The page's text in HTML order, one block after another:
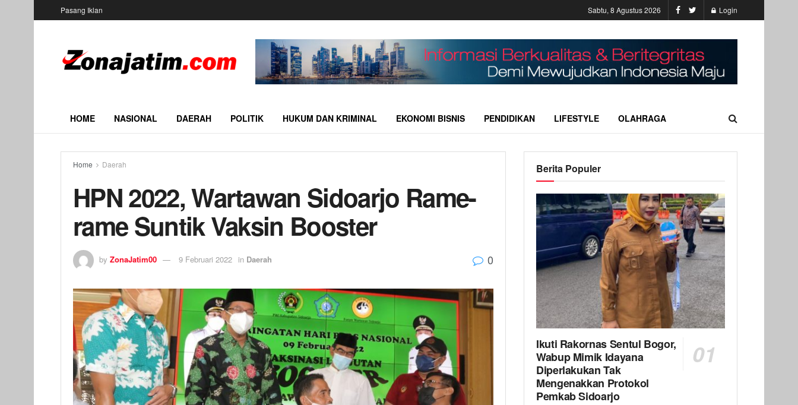
Pasang Iklan Sabtu, 8 Agustus 2026 Login
HOME NASIONAL DAERAH POLITIK HUKUM DAN KRIMINAL EKONOMI BISNIS PENDIDIKAN LIFESTYLE OLAHRAGA
Home Daerah
HPN 2022, Wartawan Sidoarjo Rame-
rame Suntik Vaksin Booster
by ZonaJatim00 9 Februari 2022 in Daerah 0
Berita Populer
Ikuti Rakornas Sentul Bogor,
Wabup Mimik Idayana
Diperlakukan Tak
Mengenakkan Protokol
Pemkab Sidoarjo